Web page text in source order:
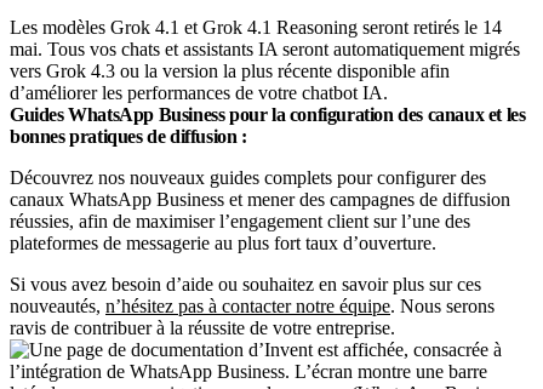
Les modèles Grok 4.1 et Grok 4.1 Reasoning seront retirés le 14
mai. Tous vos chats et assistants IA seront automatiquement migrés
vers Grok 4.3 ou la version la plus récente disponible afin
d’améliorer les performances de votre chatbot IA.
Guides WhatsApp Business pour la configuration des canaux et les
bonnes pratiques de diffusion :
Découvrez nos nouveaux guides complets pour configurer des
canaux WhatsApp Business et mener des campagnes de diffusion
réussies, afin de maximiser l’engagement client sur l’une des
plateformes de messagerie au plus fort taux d’ouverture.
Si vous avez besoin d’aide ou souhaitez en savoir plus sur ces
nouveautés, n’hésitez pas à contacter notre équipe. Nous serons
ravis de contribuer à la réussite de votre entreprise.